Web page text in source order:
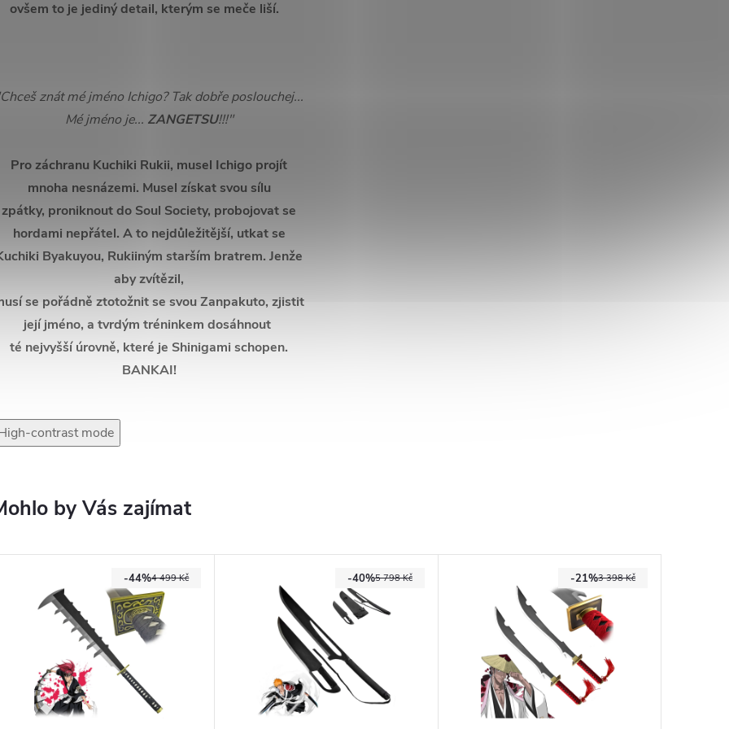
ovšem to je jediný detail, kterým se meče liší.
znát mé jméno Ichigo? Tak dobře poslouchej...
Mé jméno je... ZANGETSU!!!"
Pro záchranu Kuchiki Rukii, musel Ichigo projít
mnoha nesnázemi. Musel získat svou sílu
zpátky, proniknout do Soul Society, probojovat se
hordami nepřátel. A to nejdůležitější, utkat se
Byakuyou, Rukiiným starším bratrem. Jenže
aby zvítězil,
se pořádně ztotožnit se svou Zanpakuto, zjistit
její jméno, a tvrdým tréninkem dosáhnout
té nejvyšší úrovně, které je Shinigami schopen.
BANKAI!
contrast mode
by Vás zajímat
4 499 Kč
-44% 5 798 Kč
-40% 3 398 Kč
-21%